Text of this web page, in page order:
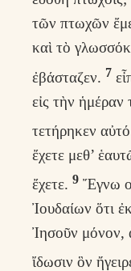
τῶν πτωχῶν
καὶ τὸ
ἐβάσταζεν. 7
εἰς τὴν
τετήρηκεν
ἔχετε μεθ’
ἔχετε. 9 Ἔγνω
Ἰουδαίων ὅτι
Ἰησοῦν μόνον,
ἴδωσιν ὃν